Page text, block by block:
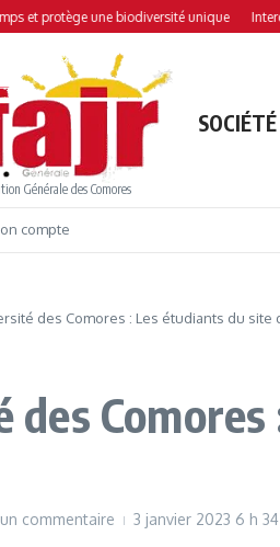
une biodiversité unique Interdiction
Générale des Comores
SOCIÉTÉ
compte
des Comores : Les étudiants du
des
commentaire 3 janvier 2023 6 h